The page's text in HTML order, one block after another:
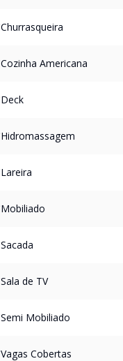
Churrasqueira
Cozinha Americana
Deck
Hidromassagem
Lareira
Mobiliado
Sacada
Sala de TV
Semi Mobiliado
Vagas Cobertas